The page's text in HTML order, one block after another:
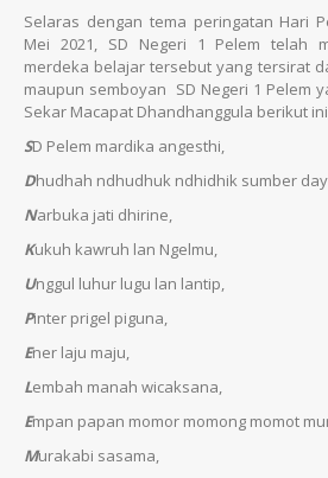
Selaras dengan tema peringatan Hari
Mei 2021, SD Negeri 1 Pelem telah
merdeka belajar tersebut yang tersirat
maupun semboyan SD Negeri 1 Pelem
Sekar Macapat Dhandhanggula berikut
SD Pelem mardika angesthi,
Dhudhah ndhudhuk ndhidhik sumber
Narbuka jati dhirine,
Kukuh kawruh lan Ngelmu,
Unggul luhur lugu lan lantip,
Pinter prigel piguna,
Ener laju maju,
Lembah manah wicaksana,
Empan papan momor momong momot
Murakabi sasama,